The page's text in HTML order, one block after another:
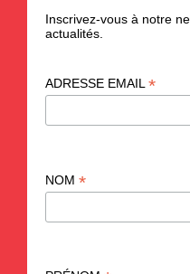
Inscrivez-vous à notre
actualités.
ADRESSE EMAIL *
NOM *